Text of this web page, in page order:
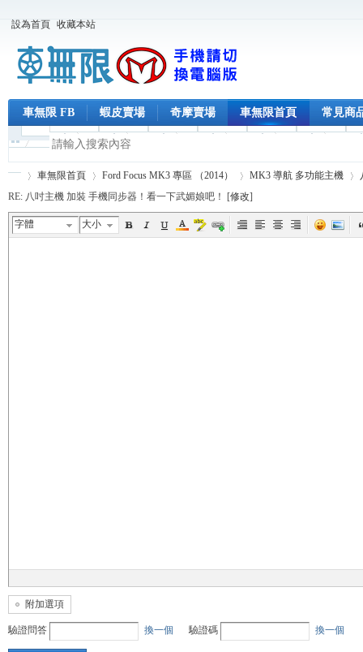
設為首頁 收藏本站
車無限 FB 蝦皮賣場 奇摩賣場 車無限首頁 常見商
限
車無限首頁 Ford Focus MK3 專區 （2014） MK3 導航 多功能主機
RE: 八吋主機 加裝 手機同步器！看一下武媚娘吧！ [修改]
字體 大小
附加選項
驗證問答 換一個 驗證碼 換一個